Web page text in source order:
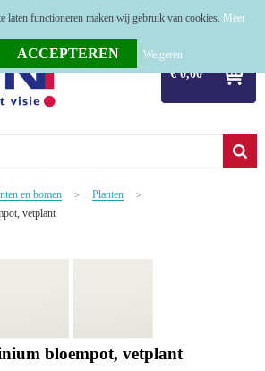
€ 0,00
en bomen > Planten >
vetplant
bloempot, vetplant
laten functioneren maken wij gebruik van cookies. Meer
Weigeren